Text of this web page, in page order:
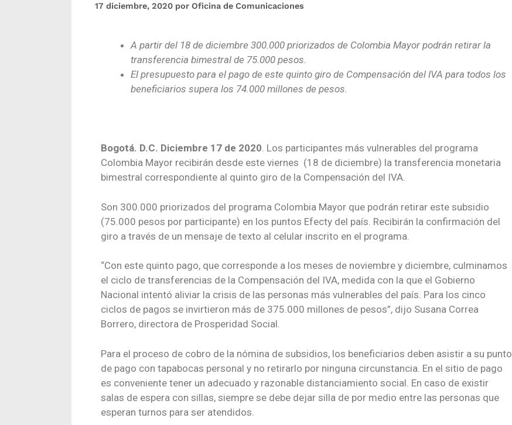
17 diciembre, 2020 por Oficina de Comunicaciones
A partir del 18 de diciembre 300.000 priorizados de Colombia Mayor podrán retirar la
transferencia bimestral de 75.000 pesos.
El presupuesto para el pago de este quinto giro de Compensación del IVA para todos los
beneficiarios supera los 74.000 millones de pesos.
Bogotá. D.C. Diciembre 17 de 2020. Los participantes más vulnerables del programa
Colombia Mayor recibirán desde este viernes (18 de diciembre) la transferencia monetaria
bimestral correspondiente al quinto giro de la Compensación del IVA.
Son 300.000 priorizados del programa Colombia Mayor que podrán retirar este subsidio
(75.000 pesos por participante) en los puntos Efecty del país. Recibirán la confirmación del
giro a través de un mensaje de texto al celular inscrito en el programa.
“Con este quinto pago, que corresponde a los meses de noviembre y diciembre, culminamos
el ciclo de transferencias de la Compensación del IVA, medida con la que el Gobierno
Nacional intentó aliviar la crisis de las personas más vulnerables del país. Para los cinco
ciclos de pagos se invirtieron más de 375.000 millones de pesos”, dijo Susana Correa
Borrero, directora de Prosperidad Social.
Para el proceso de cobro de la nómina de subsidios, los beneficiarios deben asistir a su punto
de pago con tapabocas personal y no retirarlo por ninguna circunstancia. En el sitio de pago
es conveniente tener un adecuado y razonable distanciamiento social. En caso de existir
salas de espera con sillas, siempre se debe dejar silla de por medio entre las personas que
esperan turnos para ser atendidos.